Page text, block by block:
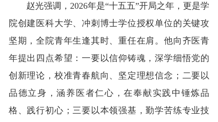
赵光强调，2026年是“十五五”开局之年，更是学
院创建医科大学、冲刺博士学位授权单位的关键攻
坚期，全院青年生逢其时、重任在肩。他向齐医青
年提出四点希望：一要以信仰铸魂，深学细悟党的
创新理论，校准青春航向、坚定理想信念；二要以
品德立身，涵养医者仁心，在奉献实践中锤炼品
格、践行初心；三要以本领强基，勤学苦练专业技